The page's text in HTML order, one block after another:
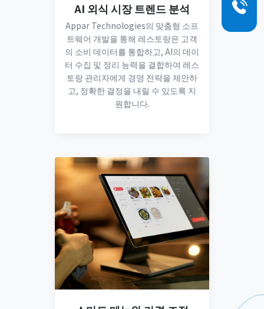
AI 외식 시장 트렌드 분석
Appar Technologies의 맞춤형 소프
트웨어 개발을 통해 레스토랑은 고객
의 소비 데이터를 통합하고, AI의 데이
터 수집 및 정리 능력을 결합하여 레스
토랑 관리자에게 경영 전략을 제안하
고, 정확한 결정을 내릴 수 있도록 지
원합니다.